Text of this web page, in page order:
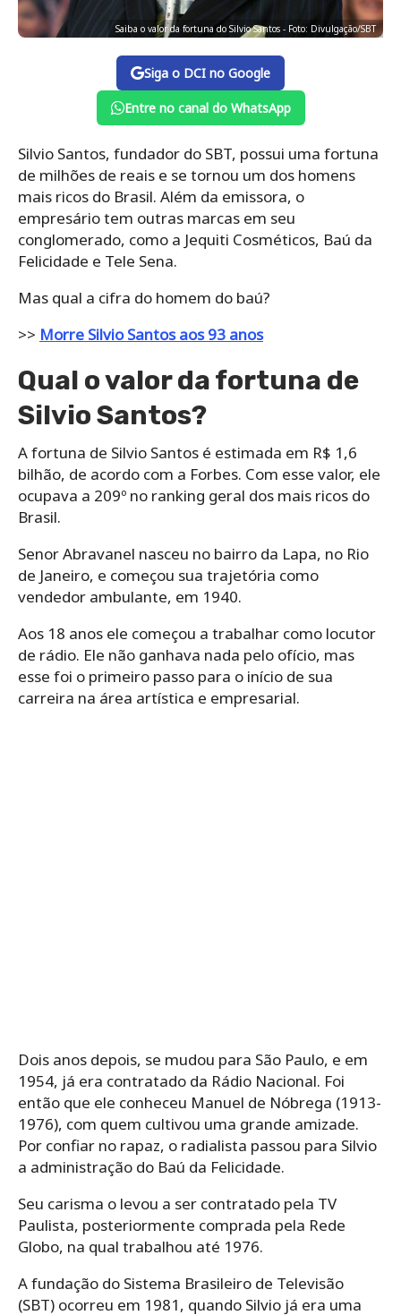
Saiba o valor da fortuna do Silvio Santos - Foto: Divulgação/SBT
Siga o DCI no Google
Entre no canal do WhatsApp
Silvio Santos, fundador do SBT, possui uma fortuna
de milhões de reais e se tornou um dos homens
mais ricos do Brasil. Além da emissora, o
empresário tem outras marcas em seu
conglomerado, como a Jequiti Cosméticos, Baú da
Felicidade e Tele Sena.
Mas qual a cifra do homem do baú?
>> Morre Silvio Santos aos 93 anos
Qual o valor da fortuna de
Silvio Santos?
A fortuna de Silvio Santos é estimada em R$ 1,6
bilhão, de acordo com a Forbes. Com esse valor, ele
ocupava a 209º no ranking geral dos mais ricos do
Brasil.
Senor Abravanel nasceu no bairro da Lapa, no Rio
de Janeiro, e começou sua trajetória como
vendedor ambulante, em 1940.
Aos 18 anos ele começou a trabalhar como locutor
de rádio. Ele não ganhava nada pelo ofício, mas
esse foi o primeiro passo para o início de sua
carreira na área artística e empresarial.
Dois anos depois, se mudou para São Paulo, e em
1954, já era contratado da Rádio Nacional. Foi
então que ele conheceu Manuel de Nóbrega (1913-
1976), com quem cultivou uma grande amizade.
Por confiar no rapaz, o radialista passou para Silvio
a administração do Baú da Felicidade.
Seu carisma o levou a ser contratado pela TV
Paulista, posteriormente comprada pela Rede
Globo, na qual trabalhou até 1976.
A fundação do Sistema Brasileiro de Televisão
(SBT) ocorreu em 1981, quando Silvio já era uma